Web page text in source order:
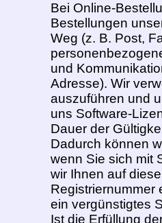
Bei Online-
Bestellungen
Weg (z. B. Post,
und
Adresse). Wir
auszuführen und
uns Software-
Dauer der
Dadurch können
wenn Sie sich mit
wir Ihnen auf
Registriernummer
ein vergünstigtes
Ist die Erfüllung